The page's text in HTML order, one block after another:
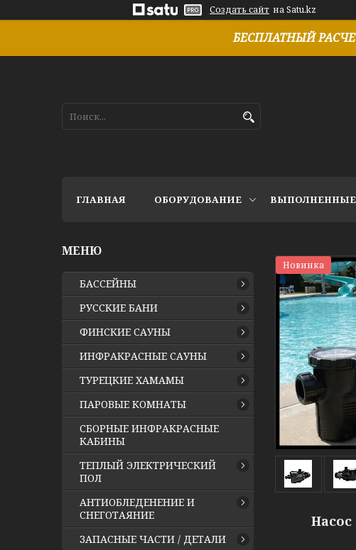
Создать сайт на Satu.kz
БЕСПЛАТНЫЙ
ГЛАВНАЯ ОБОРУДОВАНИЕ
Новинка
Насос
БАССЕЙНЫ
РУССКИЕ БАНИ
ФИНСКИЕ САУНЫ
ИНФРАКРАСНЫЕ САУНЫ
ТУРЕЦКИЕ ХАМАМЫ
ПАРОВЫЕ КОМНАТЫ
СБОРНЫЕ ИНФРАКРАСНЫЕ
КАБИНЫ
ТЕПЛЫЙ ЭЛЕКТРИЧЕСКИЙ
ПОЛ
АНТИОБЛЕДЕНЕНИЕ И
СНЕГОТАЯНИЕ
ЗАПАСНЫЕ ЧАСТИ / ДЕТАЛИ